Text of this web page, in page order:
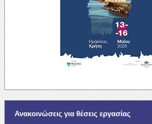
Ανακοινώσεις για θέσεις εργασίας